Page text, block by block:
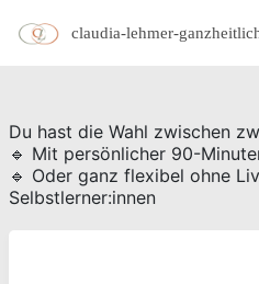
claudia-lehmer-
Du hast die Wahl zwischen
🔹 Mit persönlicher 90-
🔹 Oder ganz flexibel ohne
Selbstlerner:innen